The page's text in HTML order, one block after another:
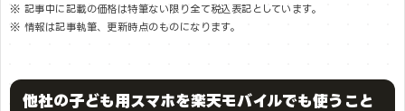
※ 記事中に記載の価格は特筆ない限り全て税込表記としています。
※ 情報は記事執筆、更新時点のものになります。
他社の子ども用スマホを楽天モバイルでも使うこと